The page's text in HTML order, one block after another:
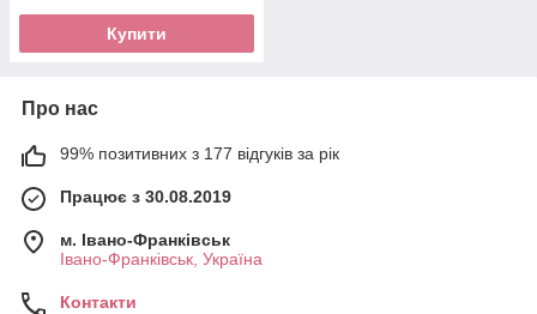
Купити
Про нас
99% позитивних з 177 відгуків за рік
Працює з 30.08.2019
м. Івано-Франківськ
Івано-Франківськ, Україна
Контакти